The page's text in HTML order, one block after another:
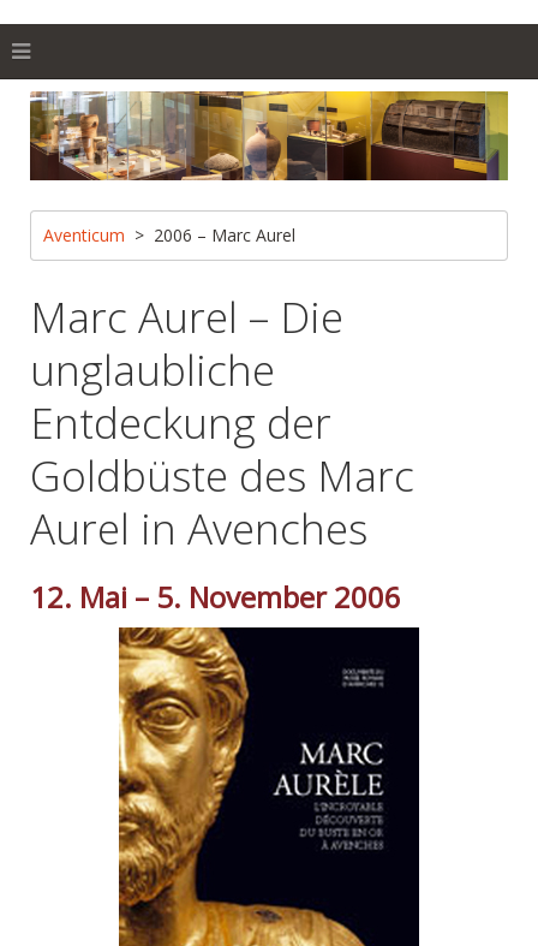
Aventicum 2006 – Marc Aurel
Marc Aurel – Die
unglaubliche
Entdeckung der
Goldbüste des Marc
Aurel in Avenches
12. Mai – 5. November 2006